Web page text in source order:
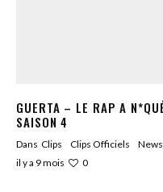
GUERTA – LE RAP A
SAISON 4
Dans Clips Clips Officiels News
il y a 9 mois
0